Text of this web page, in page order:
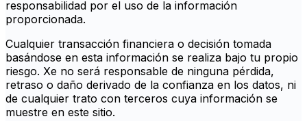
responsabilidad por el uso de la información
proporcionada.
Cualquier transacción financiera o decisión tomada
basándose en esta información se realiza bajo tu propio
riesgo. Xe no será responsable de ninguna pérdida,
retraso o daño derivado de la confianza en los datos, ni
de cualquier trato con terceros cuya información se
muestre en este sitio.